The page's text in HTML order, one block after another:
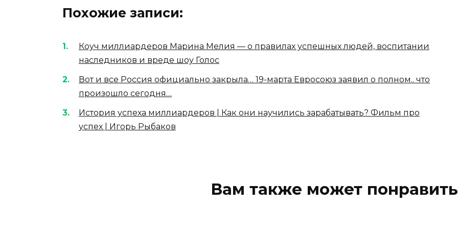
Похожие записи:
Коуч миллиардеров Марина Мелия — о правилах успешных людей, воспитании
наследников и вреде шоу Голос
Вот и все Россия официально закрыла… 19-марта Евросоюз заявил о полном.. что
произошло сегодня…
История успеха миллиардеров | Как они научились зарабатывать? Фильм про
успех | Игорь Рыбаков
Вам также может